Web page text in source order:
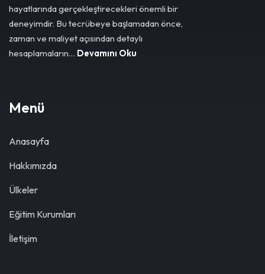
hayatlarında gerçekleştirecekleri önemli bir
deneyimdir. Bu tecrübeye başlamadan önce,
zaman ve maliyet açısından detaylı
hesaplamaların… Devamını Oku
Menü
Anasayfa
Hakkımızda
Ülkeler
Eğitim Kurumları
İletişim